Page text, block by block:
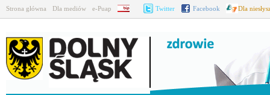
Strona główna Dla mediów e-Puap BIP Twitter Facebook Dla